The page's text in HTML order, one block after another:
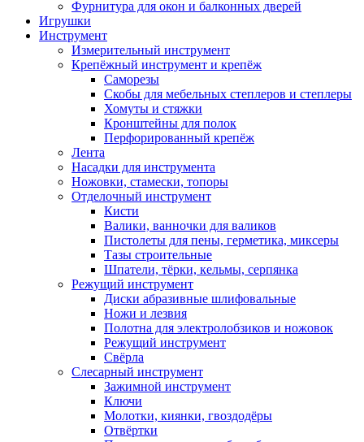
Фурнитура для окон и балконных дверей
Игрушки
Инструмент
Измерительный инструмент
Крепёжный инструмент и крепёж
Саморезы
Скобы для мебельных степлеров и степлеры
Хомуты и стяжки
Кронштейны для полок
Перфорированный крепёж
Лента
Насадки для инструмента
Ножовки, стамески, топоры
Отделочный инструмент
Кисти
Валики, ванночки для валиков
Пистолеты для пены, герметика, миксеры
Тазы строительные
Шпатели, тёрки, кельмы, серпянка
Режущий инструмент
Диски абразивные шлифовальные
Ножи и лезвия
Полотна для электролобзиков и ножовок
Режущий инструмент
Свёрла
Слесарный инструмент
Зажимной инструмент
Ключи
Молотки, киянки, гвоздодёры
Отвёртки